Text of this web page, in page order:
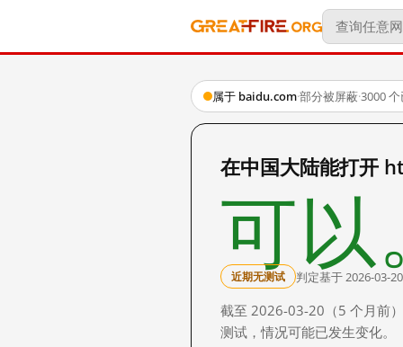
属于 baidu.com·部分被屏蔽·3000
在中国大陆能打开
可以
近期无测试 判定基于 2026-03-
截至 2026-03-20（5 个月前
测试，情况可能已发生变化。